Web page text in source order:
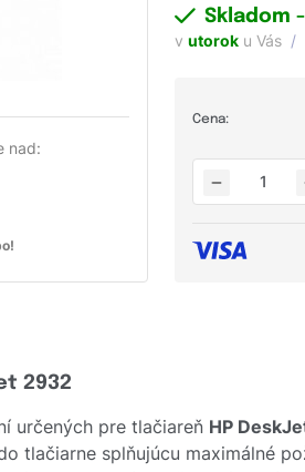
nad:
Skladom
vutorok u Vás
Cena:
2932
určených pre tlačiareň HP
tlačiarne splňujúcu maximálné